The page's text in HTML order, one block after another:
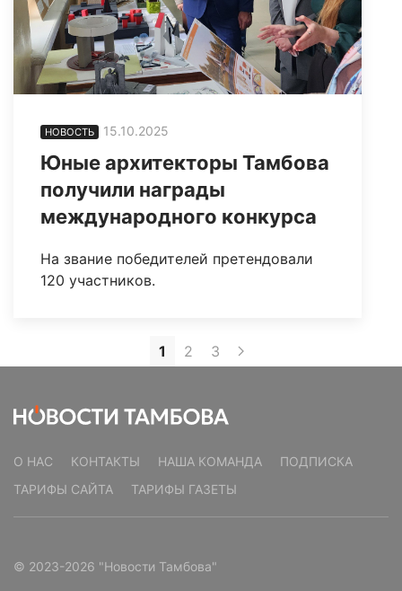
НОВОСТЬ 15.10.2025
Юные архитекторы Тамбова
получили награды
международного конкурса
На звание победителей претендовали
120 участников.
1 2 3
О НАС КОНТАКТЫ НАША КОМАНДА
ПОДПИСКА
ТАРИФЫ САЙТА
ТАРИФЫ ГАЗЕТЫ
© 2023-2026 "Новости Тамбова"